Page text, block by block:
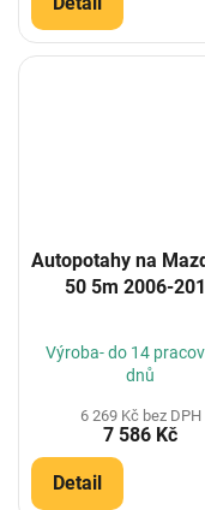
Autopotahy na Mazda BT
50 5m 2006-
Výroba- do 14
dnů
6 269 Kč bez DPH
7 586 Kč
Detail